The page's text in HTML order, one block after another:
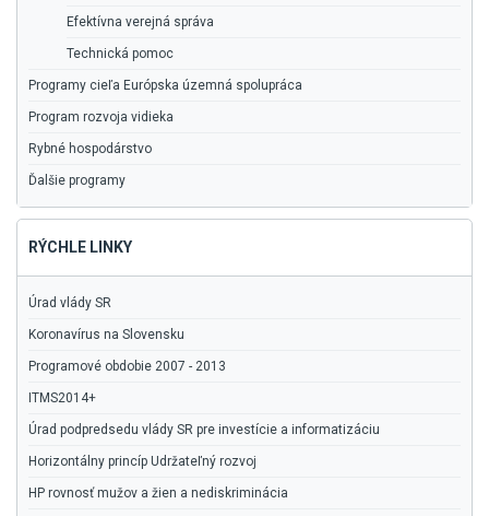
Efektívna verejná správa
Technická pomoc
Programy cieľa Európska územná spolupráca
Program rozvoja vidieka
Rybné hospodárstvo
Ďalšie programy
RÝCHLE LINKY
Úrad vlády SR
Koronavírus na Slovensku
Programové obdobie 2007 - 2013
ITMS2014+
Úrad podpredsedu vlády SR pre investície a informatizáciu
Horizontálny princíp Udržateľný rozvoj
HP rovnosť mužov a žien a nediskriminácia